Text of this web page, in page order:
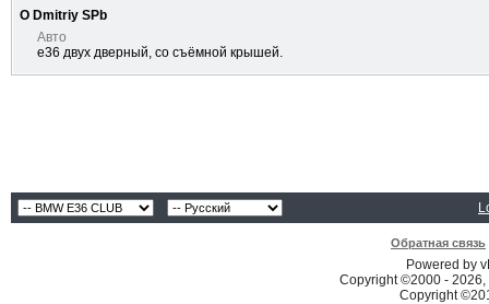
О Dmitriy SPb
Авто
e36 двух дверный, со съёмной крышей.
Обратная связь
Powered by
Copyright ©2000 -
Copyright